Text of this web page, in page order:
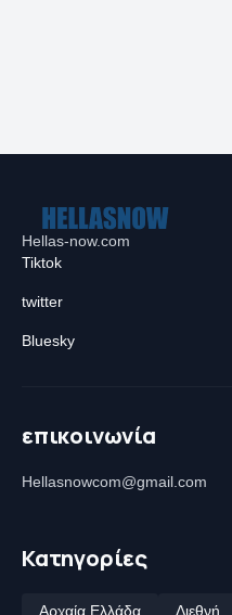
Hellas-now.com
Tiktok
twitter
Bluesky
επικοινωνία
Hellasnowcom@gmail.com
Κατηγορίες
Αρχαία Ελλάδα Διεθνή